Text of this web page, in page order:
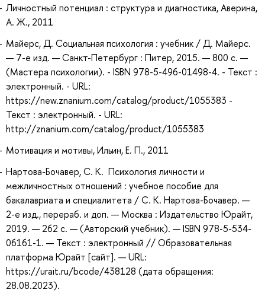
Личностный потенциал : структура и диагностика, Аверина,
А. Ж., 2011
Майерс, Д. Социальная психология : учебник / Д. Майерс.
— 7-е изд. — Санкт-Петербург : Питер, 2015. — 800 с. —
(Мастера психологии). - ISBN 978-5-496-01498-4. - Текст :
электронный. - URL:
https://new.znanium.com/catalog/product/1055383 -
Текст : электронный. - URL:
http://znanium.com/catalog/product/1055383
Мотивация и мотивы, Ильин, Е. П., 2011
Нартова-Бочавер, С. К. Психология личности и
межличностных отношений : учебное пособие для
бакалавриата и специалитета / С. К. Нартова-Бочавер. —
2-е изд., перераб. и доп. — Москва : Издательство Юрайт,
2019. — 262 с. — (Авторский учебник). — ISBN 978-5-534-
06161-1. — Текст : электронный // Образовательная
платформа Юрайт [сайт]. — URL:
https://urait.ru/bcode/438128 (дата обращения:
28.08.2023).